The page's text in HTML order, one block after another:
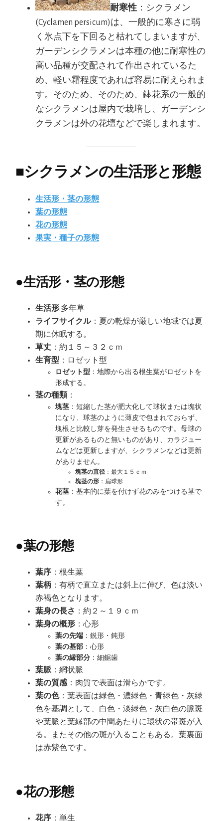
耐寒性 ：シクラメン
(Cyclamen persicum)は、一般的に寒さに弱
く氷点下を下回ると枯れてしまいますが、
ガーデンシクラメンは本種の他に耐寒性の
高い品種が交配されて作出されているた
め、軽い霜程度であれば容易に耐えられま
す。そのため、そのため、鉢花系の一般的
なシクラメンは屋内で栽培し、ガーデンシ
クラメンは外の花壇などで楽しまれます。
■シクラメンの生活形と形態
生活形・茎の形態
葉の形態
花の形態
果実・種子の形態
●生活形・茎の形態
生活形:多年草
ライフサイクル：夏の乾燥が厳しい地域では夏
期に休眠する。
草丈 ：約１５～３２ｃｍ
生育型 ：ロゼット型
ロゼット型 ：地際から出る根生葉がロゼットを
形成する。
茎の種類 ：
塊茎 ：短縮した茎が肥大化して球状または塊状
になり、球茎のように薄皮で包まれておらず、
塊根と比較し芽を発生させるものです。母球の
更新があるものと無いものがあり、カラジュー
ムなどは更新しますが、シクラメンなどは更新
がありません。
塊茎の直径 ：最大１５ｃｍ
塊茎の形 ：扁球形
花茎 ：基本的に葉を付けず花のみをつける茎で
す。
●葉の形態
葉序 ：根生葉
葉柄 ：有柄で直立または斜上に伸び、色は淡い
赤褐色となります。
葉身の長さ ：約２～１９ｃｍ
葉身の概形 ：心形
葉の先端 ：鋭形・鈍形
葉の基部 ：心形
葉の縁部分 ：細鋸歯
葉脈 ：網状脈
葉の質感 ：肉質で表面は滑らかです。
葉の色：葉表面は緑色・濃緑色・青緑色・灰緑
色を基調として、白色・淡緑色・灰白色の脈斑
や葉脈と葉縁部の中間あたりに環状の帯斑が入
る。またその他の斑が入ることもある。葉裏面
は赤紫色です。
●花の形態
花序 ：単生